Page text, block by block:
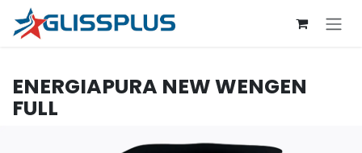
Se rendre au contenu
ENERGIAPURA NEW WENGEN
FULL